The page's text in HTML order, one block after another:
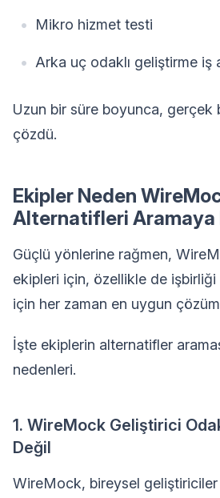
Mikro hizmet testi
Arka uç odaklı geliştirme iş
Uzun bir süre boyunca, gerçek
çözdü.
Ekipler Neden
Alternatifleri Aramaya
Güçlü yönlerine rağmen,
ekipleri için, özellikle de işbirliği
için her zaman en uygun
İşte ekiplerin alternatifler
nedenleri.
1. WireMock Geliştirici
Değil
WireMock, bireysel geliştiriciler